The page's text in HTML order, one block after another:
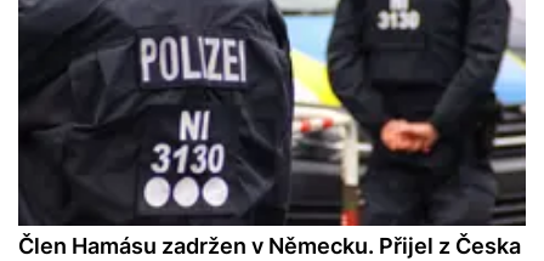
Člen Hamásu zadržen v Německu. Přijel z Česka